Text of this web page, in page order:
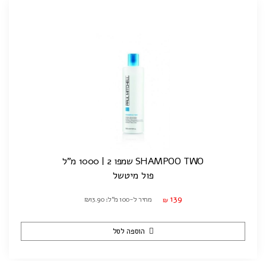
SHAMPOO TWO שמפו 2 | 1000 מ"ל
פול מיטשל
₪ 139 מחיר ל-100 מ"ל: ₪13.90
הוספה לסל